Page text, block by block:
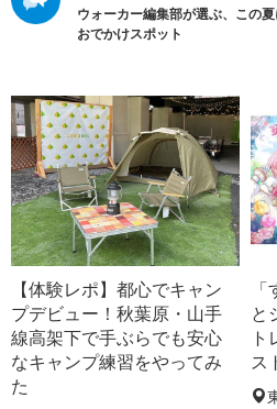
ウォーカー編集部が選ぶ、この
おでかけスポット
【体験レポ】都心でキャン
プデビュー！秋葉原・山手
線高架下で手ぶらでも安心
なキャンプ練習をやってみ
た
と
ス